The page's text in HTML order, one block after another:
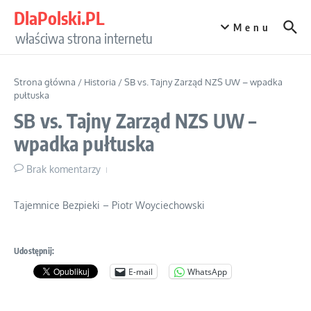
DlaPolski.PL
właściwa strona internetu
Menu
Strona główna / Historia /SB vs. Tajny Zarząd NZS UW – wpadka
pułtuska
SB vs. Tajny Zarząd NZS UW –
wpadka pułtuska
Brak komentarzy
Tajemnice Bezpieki – Piotr Woyciechowski
Udostępnij:
E-mail WhatsApp